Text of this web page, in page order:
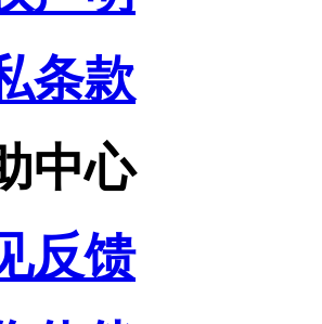
条款
中心
反馈